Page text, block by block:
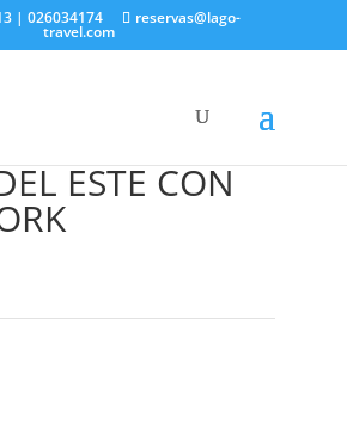
| 026034174 reservas@lago-
travel.com
ESTE CON